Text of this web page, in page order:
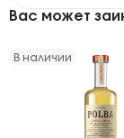
Вас может
В наличии